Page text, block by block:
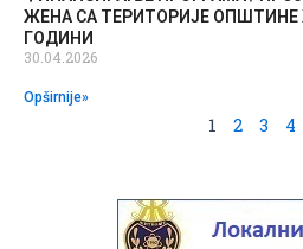
ЖЕНА СА ТЕРИТОРИЈЕ ОПШТИНЕ
ГОДИНИ
30.04.2026
Opširnije»
1 2 3 4